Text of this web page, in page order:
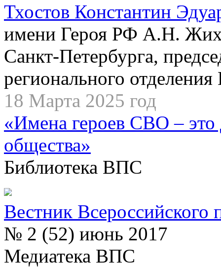
Тхостов Константин
имени Героя РФ А.Н.
Санкт-Петербурга,
регионального
18 Марта 2025 год
«Имена героев СВО – это
общества»
Библиотека ВПС
Вестник Всероссийского
№ 2 (52) июнь 2017
Медиатека ВПС